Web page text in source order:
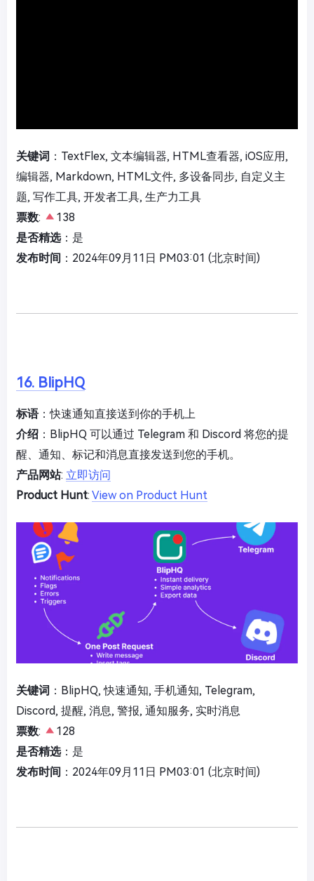
关键词 ：TextFlex, 文本编辑器, HTML查看器, iOS应用,
编辑器, Markdown, HTML文件, 多设备同步, 自定义主
题, 写作工具, 开发者工具, 生产力工具
票数:
138
是否精选：是
发布时间 ：2024年09月11日 PM03:01 (北京时间)
16. BlipHQ
标语：快速通知直接送到你的手机上
介绍 ：BlipHQ 可以通过 Telegram 和 Discord 将您的提
醒、通知、标记和消息直接发送到您的手机。
产品网站: 立即访问
Product Hunt: View on Product Hunt
关键词 ：BlipHQ, 快速通知, 手机通知, Telegram,
Discord, 提醒, 消息, 警报, 通知服务, 实时消息
票数:
128
是否精选：是
发布时间 ：2024年09月11日 PM03:01 (北京时间)